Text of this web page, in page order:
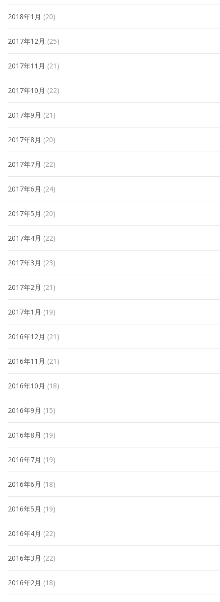
2018年1月 (20)
2017年12月 (25)
2017年11月 (21)
2017年10月 (22)
2017年9月 (21)
2017年8月 (20)
2017年7月 (22)
2017年6月 (24)
2017年5月 (20)
2017年4月 (22)
2017年3月 (23)
2017年2月 (21)
2017年1月 (19)
2016年12月 (21)
2016年11月 (21)
2016年10月 (18)
2016年9月 (15)
2016年8月 (19)
2016年7月 (19)
2016年6月 (18)
2016年5月 (19)
2016年4月 (22)
2016年3月 (22)
2016年2月 (18)